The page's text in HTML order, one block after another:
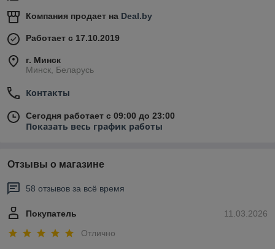
Компания продает на Deal.by
Работает с 17.10.2019
г. Минск
Минск, Беларусь
Контакты
Сегодня работает с 09:00 до 23:00
Показать весь график работы
Отзывы о магазине
58 отзывов за всё время
11.03.2026
Покупатель
Отлично